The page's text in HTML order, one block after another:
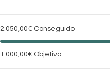
2.050,00€ Conseguido
1.000,00€ Objetivo